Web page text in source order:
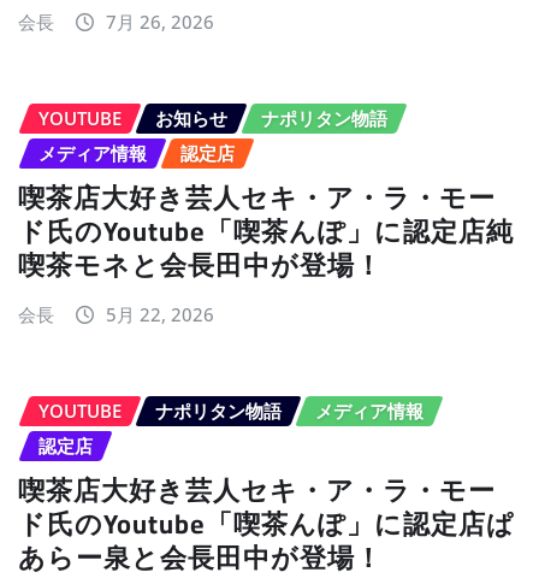
会長 7月 26, 2026
YOUTUBE お知らせ
ナポリタン物語
メディア情報
認定店
喫茶店大好き芸人セキ・ア・ラ・モー
ド氏のYoutube「喫茶んぽ」に認定店純
喫茶モネと会長田中が登場！
会長 5月 22, 2026
YOUTUBE ナポリタン物語
メディア情報
認定店
喫茶店大好き芸人セキ・ア・ラ・モー
ド氏のYoutube「喫茶んぽ」に認定店ぱ
あらー泉と会長田中が登場！